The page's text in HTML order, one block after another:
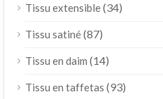
Tissu extensible(34)
Tissu satiné(87)
Tissu en daim (14)
Tissu en taffetas (93)